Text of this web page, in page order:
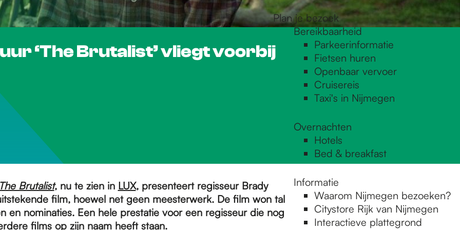
Plan je bezoek
Bereikbaarheid
Parkeerinformatie
Fietsen huren
Openbaar vervoer
Cruisereis
Taxi's in Nijmegen
Overnachten
Hotels
Bed & breakfast
Informatie
Waarom Nijmegen bezoeken?
Citystore Rijk van Nijmegen
Interactieve plattegrond
‘The Brutalist’ vliegt voorbij
The Brutalist, nu te zien in LUX, presenteert regisseur Brady
film, hoewel net geen meesterwerk. De film won tal
en nominaties. Een hele prestatie voor een regisseur die nog
films op zijn naam heeft staan.